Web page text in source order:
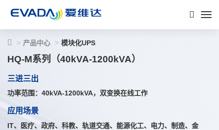
产品中心 模块化UPS
HQ-M系列（40kVA-1200kVA）
三进三出
功率范围：40kVA-1200kVA，双变换在线工作
应用场景
IT、医疗、政府、科教、轨道交通、能源化工、电力、制造、金